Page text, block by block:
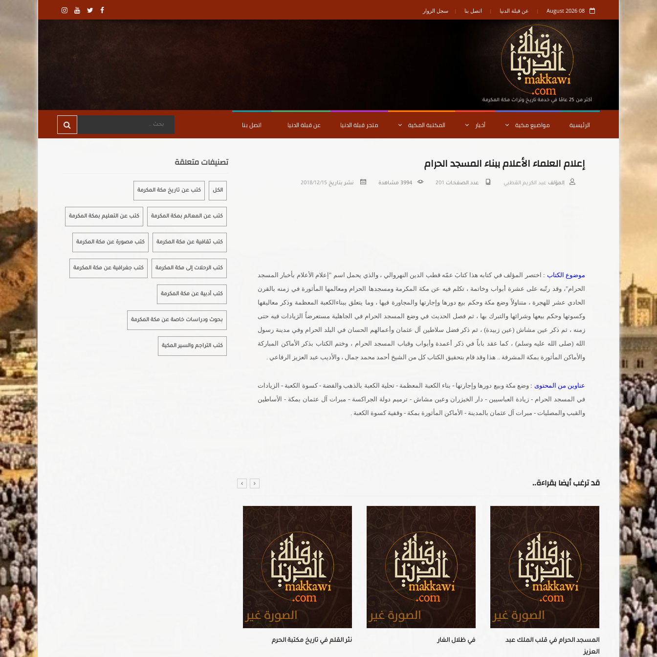
08 August 2026 عن قبلة الدنيا اتصل بنا سجل الزوار
أكثر من 25 عامًا في خدمة تاريـخ وتراث مكة المكرمة
الرئيسية مواضيع مكية أخبار المكتبة المكية متجر قبلة الدنيا عن قبلة الدنيا اتصل بنا
إعلام العلماء الأعلام ببناء المسجد الحرام
المؤلف عبد الكريم القطبي عدد الصفحات 201
3994 مشاهدة نشر بتاريخ 2018/12/15
موضوع الكتاب : اختصر المؤلف في كتابه هذا كتابَ عمّه قطب الدين النهروالي ، والذي يحمل اسم "إعلام الأعلام بأخبار المسجد
الحرام"، وقد رتّبه على عشرة أبواب وخاتمة ، تكلم فيه عن مكة المكرمة ومسجدها الحرام ومعالمها المأثورة في زمنه بالقرن
الحادي عشر للهجرة ، متناولاً وضع مكة وحكم بيع دورها وإجارتها والمجاورة فيها ، وما يتعلق ببناءالكعبة المعظمة وذكر معاليقها
وكسوتها وحكم بيعها وشرائها والتبرك بها ، ثم فصل الحديث في وضع المسجد الحرام في الجاهلية مستعرضاً الزيادات فيه حتى
زمنه ، ثم ذكر عين مشاش (عين زبيدة) ، ثم ذكر فضل سلاطين آل عثمان وأعمالهم الحسان في البلد الحرام وفي مدينة رسول
الله (صلى الله عليه وسلم) ، كما عقد باباً في ذكر أعمدة وأبواب وقباب المسجد الحرام ، وختم الكتاب بذكر الأماكن المباركة
والأماكن المأثورة بمكة المشرفة .. هذا وقد قام بتحقيق الكتاب كل من الشيخ أحمد محمد جمال ، والأديب عبد العزيز الرفاعي .
عناوين من المحتوى : وضع مكة وبيع دورها وإجارتها - بناء الكعبة المعظمة - تحلية الكعبة بالذهب والفضة - كسوة الكعبة - الزيادات
في المسجد الحرام - زيادة العباسيين - دار الخيزران وعين مشاش - ترميم دولة الجراكسة - مبرات آل عثمان بمكة - الأساطين
والقبب والمصليات - مبرات آل عثمان بالمدينة - الأماكن المأثورة بمكة - وقفية كسوة الكعبة .
قد ترغب أيضا بقراءة..
نثر القلم في تاريخ مكتبة الحرم في ظلال الغار
المسجد الحرام في قلب الملك عبد
العزيز
في النهضة
تصنيفات متعلقة
الكل كتب عن تاريخ مكة المكرمة
كتب عن المعالم بمكة المكرمة كتب عن التعليم بمكة المكرمة
كتب ثقافية عن مكة المكرمة كتب مصورة عن مكة المكرمة
كتب الرحلات إلى مكة المكرمة كتب جغرافية عن مكة المكرمة
كتب أدبية عن مكة المكرمة
بحوث ودراسات خاصة عن مكة المكرمة
كتب التراجم والسير المكية